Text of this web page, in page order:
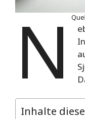
N
Inhalte